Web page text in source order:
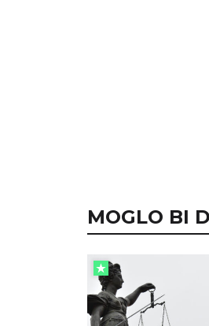
MOGLO BI